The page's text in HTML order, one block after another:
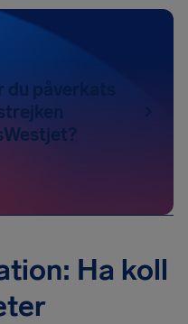
du påverkats
Ha koll